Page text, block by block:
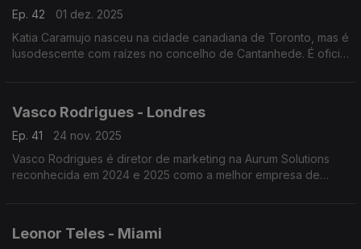
Ep. 42
01 dez. 2025
Katia Caramujo nasceu na cidade canadiana de Toronto, mas é
lusodescente com raízes no concelho de Cantanhede. É oficial
Vasco Rodrigues - Londres
Ep. 41
24 nov. 2025
Vasco Rodrigues é diretor de marketing na Aurum Solutions
reconhecida em 2024 e 2025 como a melhor empresa de
Leonor Teles - Miami